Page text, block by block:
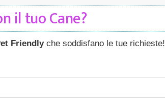
il tuo Cane?
Friendlyche soddisfano le tue richieste!